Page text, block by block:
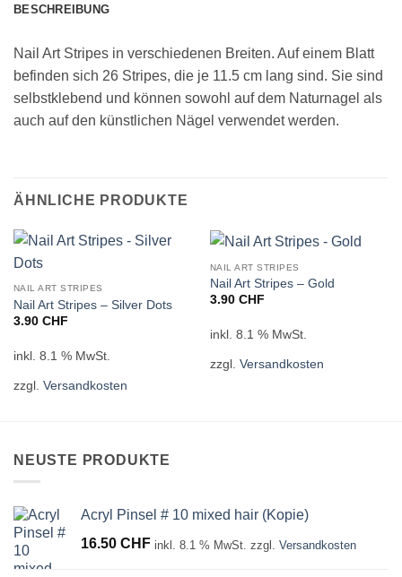
BESCHREIBUNG
Nail Art Stripes in verschiedenen Breiten. Auf einem Blatt
befinden sich 26 Stripes, die je 11.5 cm lang sind. Sie sind
selbstklebend und können sowohl auf dem Naturnagel als
auch auf den künstlichen Nägel verwendet werden.
ÄHNLICHE PRODUKTE
NAIL ART STRIPES
Nail Art Stripes – Silver Dots
3.90 CHF
inkl. 8.1 % MwSt.
zzgl. Versandkosten
NAIL ART STRIPES
Nail Art Stripes – Gold
3.90 CHF
inkl. 8.1 % MwSt.
zzgl. Versandkosten
NEUSTE PRODUKTE
Acryl Pinsel # 10 mixed hair (Kopie)
16.50 CHF inkl. 8.1 % MwSt. zzgl. Versandkosten